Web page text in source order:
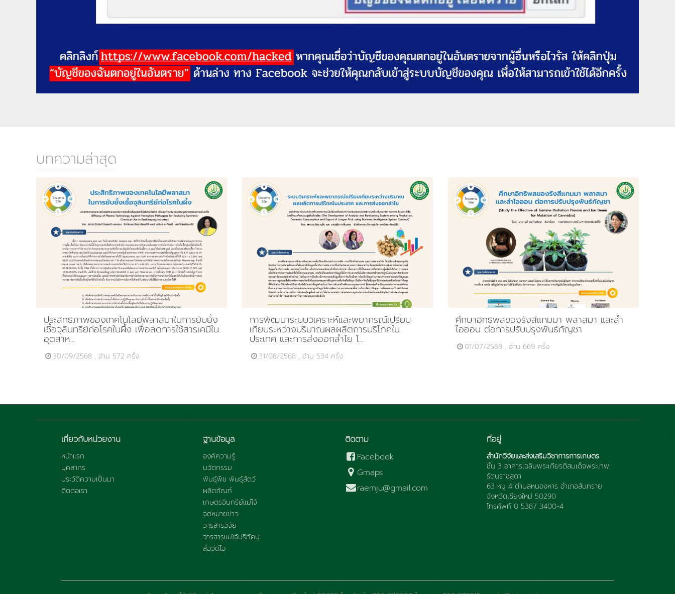
บทความล่าสุด
ประสิทธิภาพของเทคโนโลยีพลาสมาในการยับยั้ง
เชื้อจุลินทรีย์ก่อโรคในผึ้ง เพื่อลดการใช้สารเคมีใน
อุตสาห...
30/09/2568 , อ่าน 572 ครั้ง
การพัฒนาระบบวิเคราะห์และพยากรณ์เปรียบ
เทียบระหว่างปริมาณผลผลิตการบริโภคใน
ประเทศ และการส่งออกลำไย โ...
31/08/2568 , อ่าน 534 ครั้ง
ศึกษาอิทธิพลของรังสีแกมมา พลาสมา และลำ
ไอออน ต่อการปรับปรุงพันธ์กัญชา
01/07/2568 , อ่าน 669 ครั้ง
เกี่ยวกับหน่วยงาน
หน้าแรก
บุคลากร
ประวัติความเป็นมา
ติดต่อเรา
ฐานข้อมูล
องค์ความรู้
นวัตกรรม
พันธุ์พืช พันธุ์สัตว์
ผลิตภัณฑ์
เกษตรอินทรีย์แม่โจ้
จดหมายข่าว
วารสารวิจัย
วารสารแม่โจ้ปริทัศน์
สื่อวีดีโอ
ติดตาม
Facebook
Gmaps
raemju@gmail.com
ที่อยู่
สำนักวิจัยและส่งเสริมวิชาการการเกษตร
ชั้น 3 อาคารเฉลิมพระเกียรติสมเด็จพระเทพ
รัตนราชสุดา
63 หมู่ 4 ตำบลหนองหาร อำเภอสันทราย
จังหวัดเชียงใหม่ 50290
โทรศัพท์ 0 5387 3400-4